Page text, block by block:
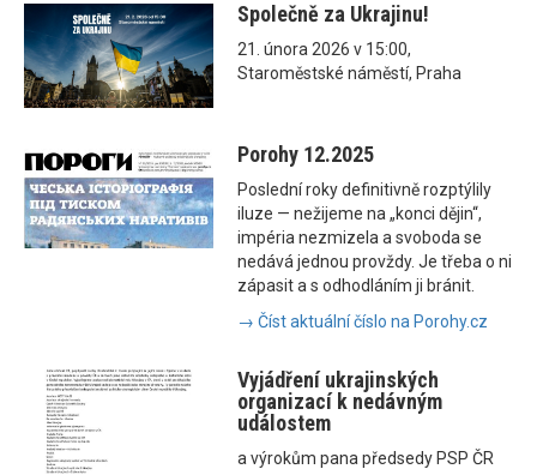
Společně za Ukrajinu!
21. února 2026 v 15:00,
Staroměstské náměstí, Praha
Porohy 12.2025
Poslední roky definitivně rozptýlily
iluze — nežijeme na „konci dějin“,
impéria nezmizela a svoboda se
nedává jednou provždy. Je třeba o ni
zápasit a s odhodláním ji bránit.
→ Číst aktuální číslo na Porohy.cz
Vyjádření ukrajinských
organizací k nedávným
událostem
a výrokům pana předsedy PSP ČR